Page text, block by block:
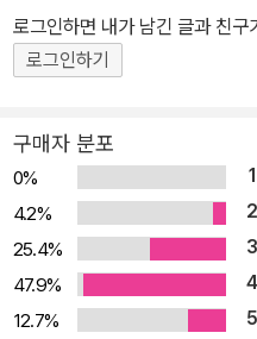
3세 혹은 4세로 일본에서 나고
신분은 외국인으로 되어 있다.
으킨 전쟁으로 인해 어쩔 수 없
본은 보호하지 않고 오히려 차별하고
될 수 없었던 아이는 아버지의
만 세탁소 일을 하는 자격증을 따는 시험을 볼 수도 없었다. 대학교까
지 나왔지만 아이가 다닌 학교
선학교였기 때문이다. 아이는
로그인하면 내가 남긴 글과 친
로그인하기
구매자 분포
0%
4.2%
25.4%
47.9%
12.7%